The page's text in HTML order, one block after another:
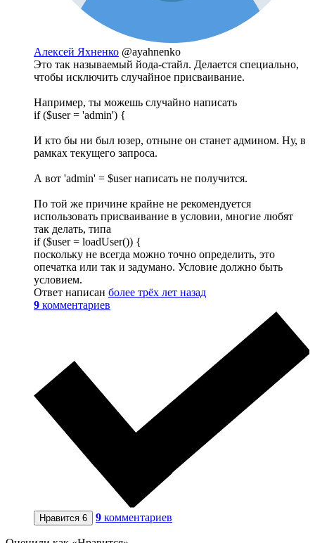
Алексей Яхненко @ayahnenko
Это так называемый йода-стайл. Делается специально,
чтобы исключить случайное присваивание.
Например, ты можешь случайно написать
if ($user = 'admin') {
И кто бы ни был юзер, отныне он станет админом. Ну, в
рамках текущего запроса.
А вот 'admin' = $user написать не получится.
По той же причине крайне не рекомендуется
использовать присваивание в условии, многие любят
так делать, типа
if ($user = loadUser()) {
поскольку не всегда можно точно определить, это
опечатка или так и задумано. Условие должно быть
условием.
Ответ написан более трёх лет назад
9 комментариев
Нравится 6 9 комментариев